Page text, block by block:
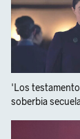
'Los
soberbia